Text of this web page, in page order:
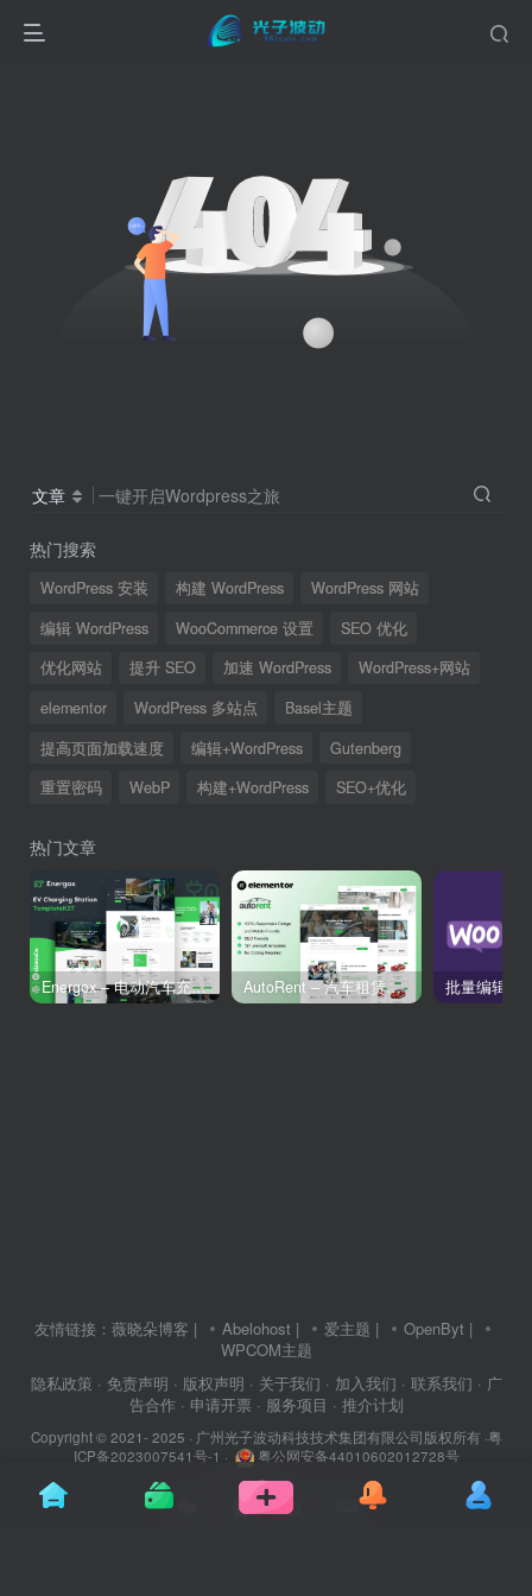
文章 一键开启Wordpress之旅
热门搜索
WordPress 安装 构建 WordPress
WordPress 网站
编辑 WordPress
WooCommerce 设置
SEO 优化
优化网站
提升 SEO 加速 WordPress
WordPress+网站
elementor
WordPress 多站点
Basel主题
提高页面加载速度
编辑+WordPress
Gutenberg
重置密码
WebP 构建+WordPress SEO+优化
热门文章
Energox – 电动汽车充电站 Elementor 模板套件 AutoRent – 汽车租赁服务 Elementor 模板套件
友情链接： 薇晓朵博客 | Abelohost | 爱主题 | OpenByt |
WPCOM主题
隐私政策 · 免责声明 · 版权声明 · 关于我们 · 加入我们 · 联系我们 · 广
告合作 · 申请开票 · 服务项目 · 推介计划
Copyright © 2021- 2025 · 广州光子波动科技技术集团有限公司版权所有·粤
ICP备2023007541号-1 · 粤公网安备44010602012728号